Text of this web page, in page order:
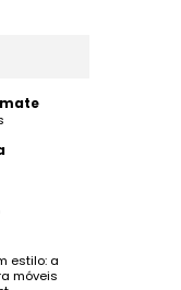
estilo: a
móveis